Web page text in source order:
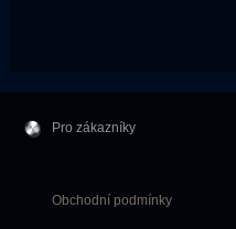
Pro zákazníky
Obchodní podmínky